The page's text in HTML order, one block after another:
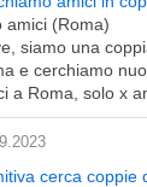
amici (Roma)
siamo una
e cerchiamo
a Roma, solo x
cerca coppie